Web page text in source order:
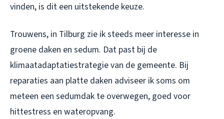
vinden, is dit een uitstekende keuze.
Trouwens, in Tilburg zie ik steeds meer interesse in
groene daken en sedum. Dat past bij de
klimaatadaptatiestrategie van de gemeente. Bij
reparaties aan platte daken adviseer ik soms om
meteen een sedumdak te overwegen, goed voor
hittestress en wateropvang.